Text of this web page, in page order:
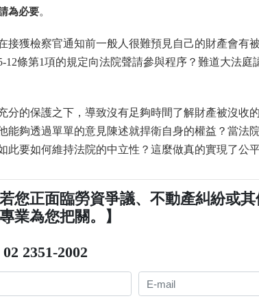
為必要。
接獲檢察官通知前一般人很難預見自己的財產會有
12條第1項的規定向法院聲請參與程序？難道大法
分的保護之下，導致沒有足夠時間了解財產被沒收
能夠透過單單的意見陳述就捍衛自身的權益？當法
此要如何維持法院的中立性？這麼做真的實現了公
您正面臨勞資爭議、不動產糾紛或
業為您把關。】
2351-2002